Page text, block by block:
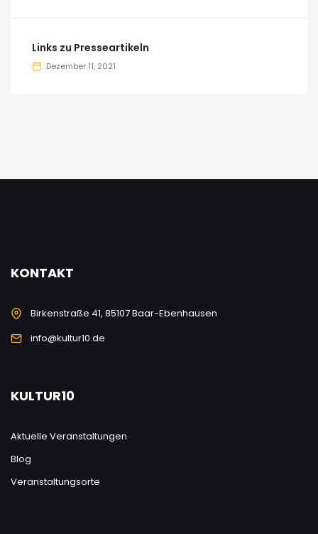
Links zu Presseartikeln
Dezember 11, 2021
KONTAKT
Birkenstraße 41, 85107 Baar-Ebenhausen
info@kultur10.de
KULTUR10
Aktuelle Veranstaltungen
Blog
Veranstaltungsorte